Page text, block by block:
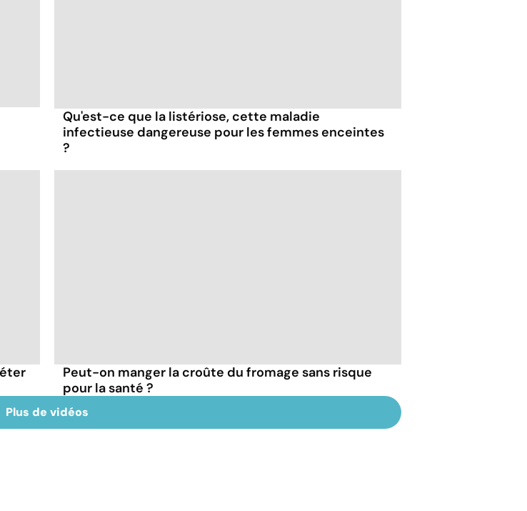
Qu'est-ce que la listériose, cette maladie
infectieuse dangereuse pour les femmes enceintes
?
Peut-on manger la croûte du fromage sans risque
pour la santé ?
Plus de vidéos